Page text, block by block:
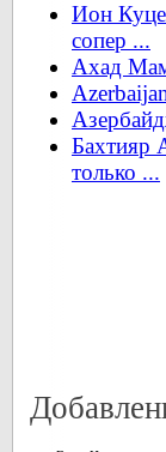
Ион
сопер ...
Ахад
Бахтияр
только ...